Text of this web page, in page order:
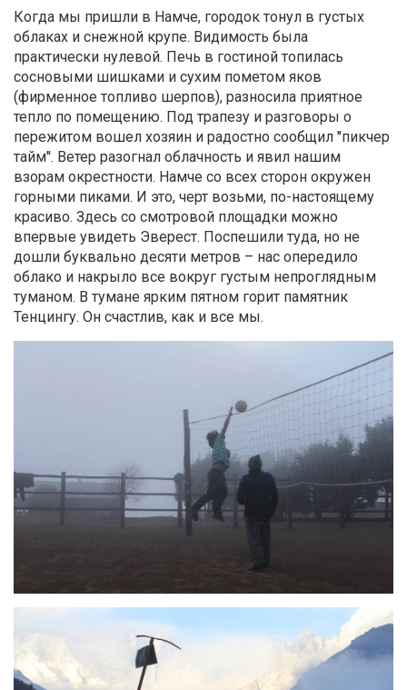
Когда мы пришли в Намче, городок тонул в густых
облаках и снежной крупе. Видимость была
практически нулевой. Печь в гостиной топилась
сосновыми шишками и сухим пометом яков
(фирменное топливо шерпов), разносила приятное
тепло по помещению. Под трапезу и разговоры о
пережитом вошел хозяин и радостно сообщил ''пикчер
тайм''. Ветер разогнал облачность и явил нашим
взорам окрестности. Намче со всех сторон окружен
горными пиками. И это, черт возьми, по-настоящему
красиво. Здесь со смотровой площадки можно
впервые увидеть Эверест. Поспешили туда, но не
дошли буквально десяти метров – нас опередило
облако и накрыло все вокруг густым непроглядным
туманом. В тумане ярким пятном горит памятник
Тенцингу. Он счастлив, как и все мы.